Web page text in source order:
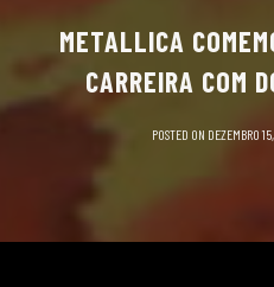
METALLICA
CARREIRA COM
POSTED ON DEZEMBRO